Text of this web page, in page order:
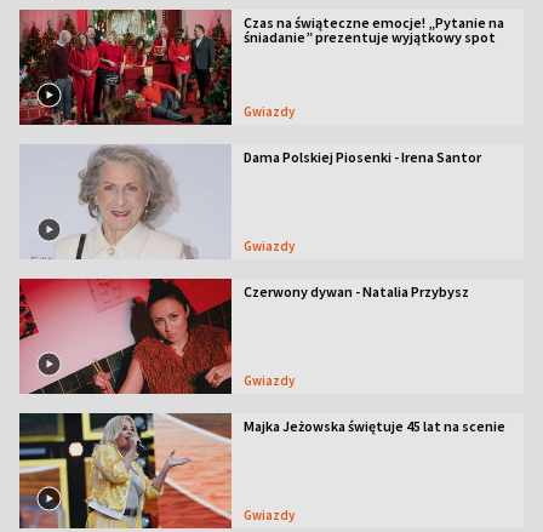
Czas na świąteczne emocje! „Pytanie na
śniadanie” prezentuje wyjątkowy spot
Gwiazdy
Dama Polskiej Piosenki - Irena Santor
Gwiazdy
Czerwony dywan - Natalia Przybysz
Gwiazdy
Majka Jeżowska świętuje 45 lat na scenie
Gwiazdy